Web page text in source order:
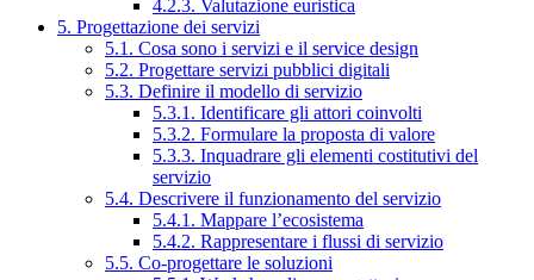
4.2.3. Valutazione euristica
5. Progettazione dei servizi
5.1. Cosa sono i servizi e il service design
5.2. Progettare servizi pubblici digitali
5.3. Definire il modello di servizio
5.3.1. Identificare gli attori coinvolti
5.3.2. Formulare la proposta di valore
5.3.3. Inquadrare gli elementi costitutivi del
servizio
5.4. Descrivere il funzionamento del servizio
5.4.1. Mappare l’ecosistema
5.4.2. Rappresentare i flussi di servizio
5.5. Co-progettare le soluzioni